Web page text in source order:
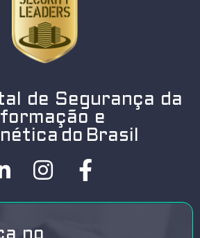
de Segurança da
e
do Brasil
no